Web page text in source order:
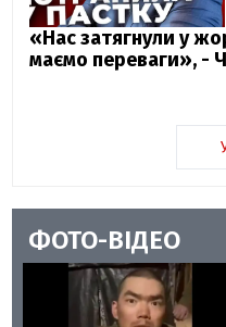
«Нас затягнули у
маємо переваги», -
ФОТО-ВІДЕО